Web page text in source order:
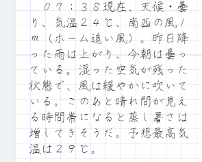
０７：３８現在、天候・曇
り、気温２４℃、南西の風１
ｍ（ホーム追い風）。昨日降
った雨は上がり、今朝は曇っ
ている。湿った空気が残った
状態で、風は緩やかに吹いて
いる。このあと晴れ間が見え
る時間帯になると蒸し暑さは
増してきそうだ。予想最高気
温は２９℃。